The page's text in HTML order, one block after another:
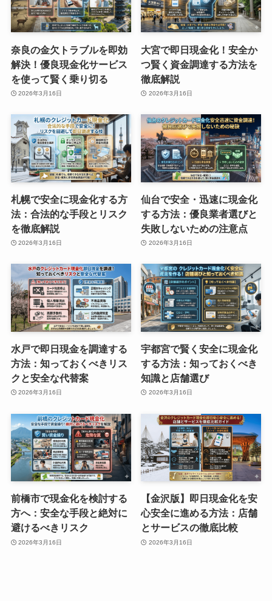
奈良の金欠トラブルを即効
解決！優良現金化サービス
を使って賢く乗り切る
2026年3月16日
大宮で即日現金化！安全か
つ賢く資金調達する方法を
徹底解説
2026年3月16日
札幌で安全に現金化する方
法：合法的な手段とリスク
を徹底解説
2026年3月16日
仙台で安全・迅速に現金化
する方法：優良業者選びと
失敗しないための注意点
2026年3月16日
水戸で即日現金を調達する
方法：知っておくべきリス
クと安全な代替案
2026年3月16日
宇都宮で賢く安全に現金化
する方法：知っておくべき
知識と店舗選び
2026年3月16日
前橋市で現金化を検討する
方へ：安全な手段と絶対に
避けるべきリスク
2026年3月16日
【金沢版】即日現金化を安
心安全に進める方法：店舗
とサービスの徹底比較
2026年3月16日